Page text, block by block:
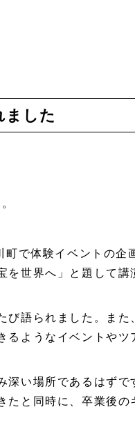
ました
で体験イベントの企
世界へ」と題して講
び語られました。また
ようなイベントやツ
い場所であるはずで
たと同時に、卒業後の